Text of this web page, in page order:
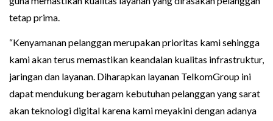
tetap prima.
“Kenyamanan pelanggan merupakan prioritas kami sehingga
kami akan terus memastikan keandalan kualitas infrastruktur,
jaringan dan layanan. Diharapkan layanan TelkomGroup ini
dapat mendukung beragam kebutuhan pelanggan yang sarat
akan teknologi digital karena kami meyakini dengan adanya